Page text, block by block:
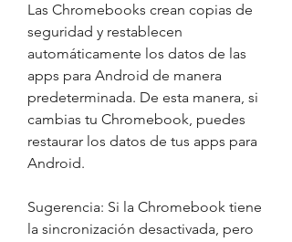
Las Chromebooks crean copias de
seguridad y restablecen
automáticamente los datos de las
apps para Android de manera
predeterminada. De esta manera, si
cambias tu Chromebook, puedes
restaurar los datos de tus apps para
Android.
Sugerencia: Si la Chromebook tiene
la sincronización desactivada, pero